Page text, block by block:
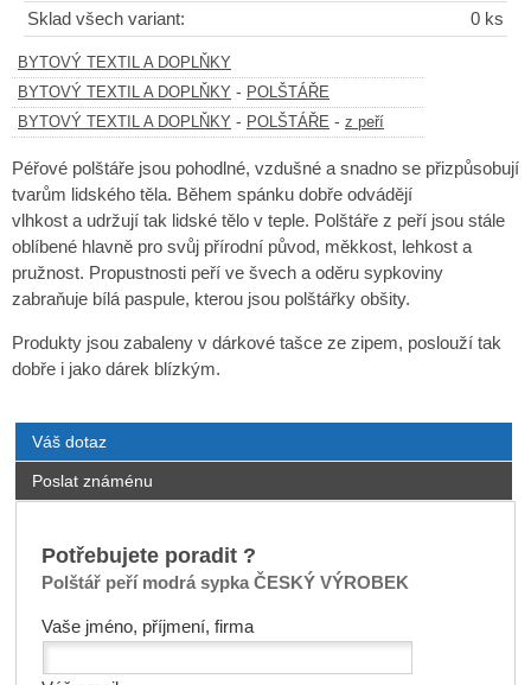
Sklad všech variant: 0 ks
BYTOVÝ TEXTIL A DOPLŇKY
BYTOVÝ TEXTIL A DOPLŇKY - POLŠTÁŘE
BYTOVÝ TEXTIL A DOPLŇKY - POLŠTÁŘE - z peří
Péřové polštáře jsou pohodlné, vzdušné a snadno se přizpůsobují
tvarům lidského těla. Během spánku dobře odvádějí
vlhkost a udržují tak lidské tělo v teple. Polštáře z peří jsou stále
oblíbené hlavně pro svůj přírodní původ, měkkost, lehkost a
pružnost. Propustnosti peří ve švech a oděru sypkoviny
zabraňuje bílá paspule, kterou jsou polštářky obšity.
Produkty jsou zabaleny v dárkové tašce ze zipem, poslouží tak
dobře i jako dárek blízkým.
Váš dotaz
Poslat známénu
Potřebujete poradit ?
Polštář peří modrá sypka ČESKÝ VÝROBEK
Vaše jméno, příjmení, firma